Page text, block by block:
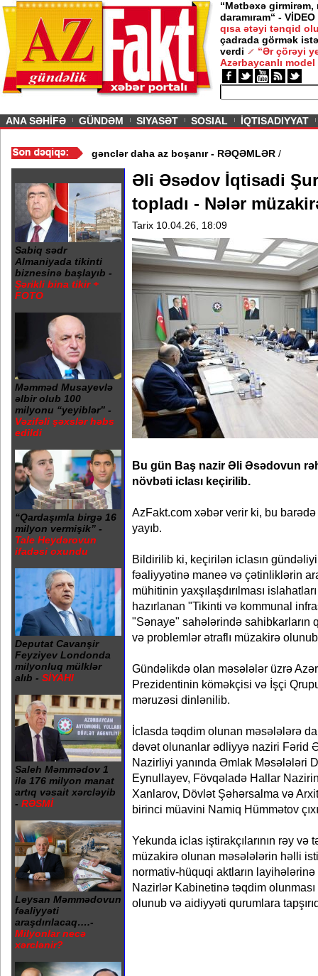
“Mətbəxə girmirəm,
daramıram“ - VİDEO
qısa ətəyi tənqid
çadrada görmək
verdi
“Ər çörəyi
Azərbaycanlı model
ANA SƏHİFƏ GÜNDƏM SIYASƏT SOSIAL İQTISADIYYAT
yaşlılar daha çox, gənclər daha az boşanır - RƏQƏMLƏR
Sabiq sədr
Almaniyada tikinti
biznesinə başlayıb -
Şərikli bina tikir +
FOTO
Məmməd Musayevlə
əlbir olub 100
milyonu “yeyiblər” -
Vəzifəli şəxslər həbs
edildi
“Qardaşımla birgə 16
milyon vermişik” -
Tale Heydərovun
ifadəsi oxundu
Deputat Cavanşir
Feyziyev Londonda
milyonluq mülklər
alıb - SİYAHI
Saleh Məmmədov 1
ilə 176 milyon manat
artıq vəsait xərcləyib
- RƏSMİ
Leysan Məmmədovun
fəaliyyəti
araşdırılacaq….-
Milyonlar necə
xərclənir?
Əli Əsədov İqtisadi
topladı - Nələr
Tarix 10.04.26, 18:09
Bu gün Baş nazir Əli Əsədovun
növbəti iclası keçirilib.
AzFakt.com xəbər verir ki, bu
yayıb.
Bildirilib ki, keçirilən iclasın
fəaliyyətinə maneə və çətinliklərin
mühitinin yaxşılaşdırılması
hazırlanan "Tikinti və kommunal
"Sənaye" sahələrində sahibkarların
və problemlər ətraflı müzakirə
Gündəlikdə olan məsələlər üzrə
Prezidentinin köməkçisi və İşçi
məruzəsi dinlənilib.
İclasda təqdim olunan məsələlərə
dəvət olunanlar ədliyyə naziri Fərid
Nazirliyi yanında Əmlak Məsələləri
Eynullayev, Fövqəladə Hallar
Xanlarov, Dövlət Şəhərsalma və
birinci müavini Namiq Hümmətov
Yekunda iclas iştirakçılarının rəy və
müzakirə olunan məsələlərin həlli
normativ-hüquqi aktların
Nazirlər Kabinetinə təqdim
olunub və aidiyyəti qurumlara